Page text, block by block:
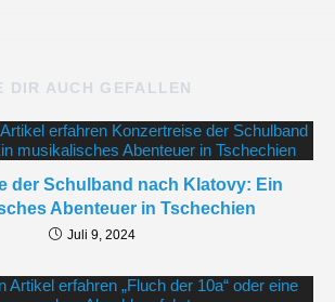
DIR AUCH GEFALLEN
der Schulband nach Klatovy: Ein
Abenteuer in Tschechien
Juli 9, 2024